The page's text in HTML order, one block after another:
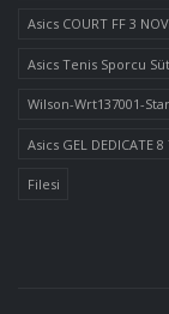
Asics COURT FF 3
Asics Tenis Sporcu
Wilson-Wrt137001-
Asics GEL DEDICATE
Filesi